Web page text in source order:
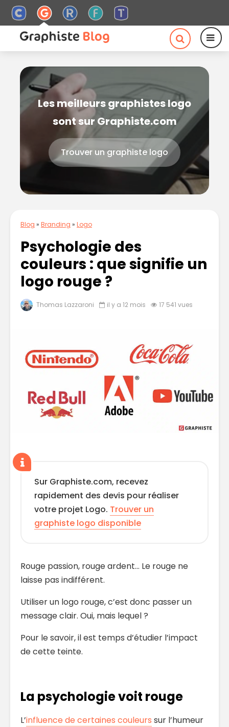
Les meilleurs graphistes logo
sont sur Graphiste.com
Trouver un graphiste logo
Blog » Branding » Logo
Psychologie des
couleurs : que signifie un
logo rouge ?
Thomas Lazzaroni il y a 12 mois 17 541 vues
Sur Graphiste.com, recevez
rapidement des devis pour réaliser
votre projet Logo. Trouver un
graphiste logo disponible
Rouge passion, rouge ardent… Le rouge ne
laisse pas indifférent.
Utiliser un logo rouge, c’est donc passer un
message clair. Oui, mais lequel ?
Pour le savoir, il est temps d’étudier l’impact
de cette teinte.
La psychologie voit rouge
L’influence de certaines couleurs sur l’humeur